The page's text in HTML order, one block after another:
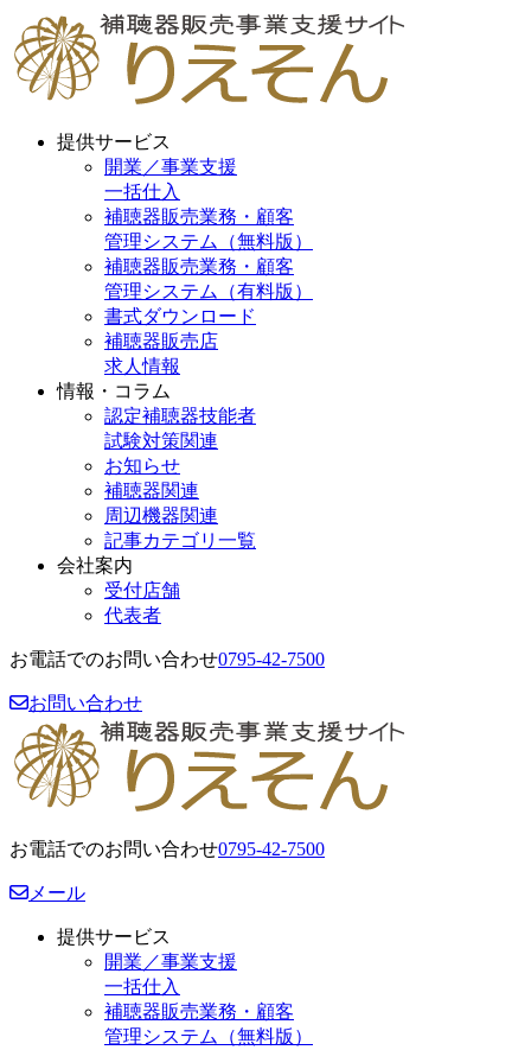
提供サービス
開業／事業支援
一括仕入
補聴器販売業務・顧客
管理システム（無料版）
補聴器販売業務・顧客
管理システム（有料版）
書式ダウンロード
補聴器販売店
求人情報
情報・コラム
認定補聴器技能者
試験対策関連
お知らせ
補聴器関連
周辺機器関連
記事カテゴリ一覧
会社案内
受付店舗
代表者
お電話でのお問い合わせ0795-42-7500
お問い合わせ
お電話でのお問い合わせ0795-42-7500
メール
提供サービス
開業／事業支援
一括仕入
補聴器販売業務・顧客
管理システム（無料版）